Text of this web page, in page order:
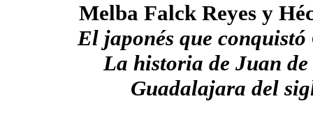
Melba Falck Reyes y
El japonés que
La historia de Juan de
Guadalajara del